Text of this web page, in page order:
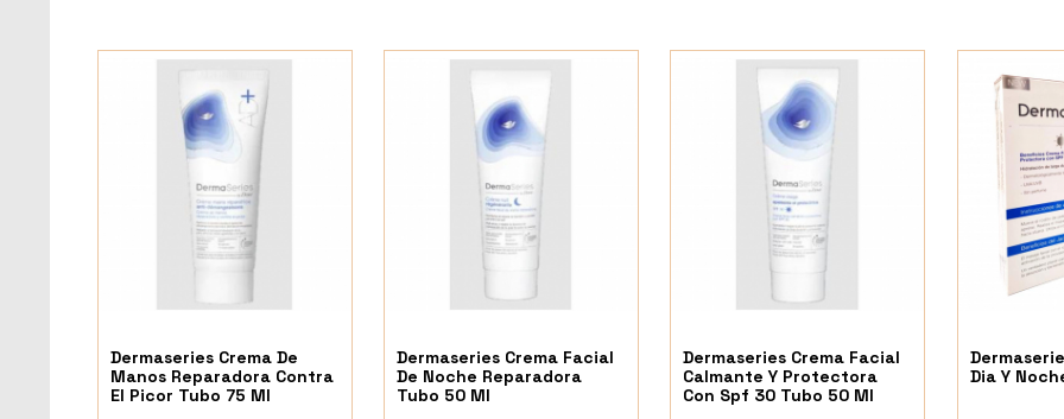
Dermaseries Crema De
Manos Reparadora Contra
El Picor Tubo 75 Ml
Dermaseries Crema Facial
De Noche Reparadora
Tubo 50 Ml
Dermaseries Crema Facial
Calmante Y Protectora
Con Spf 30 Tubo 50 Ml
Dia Y